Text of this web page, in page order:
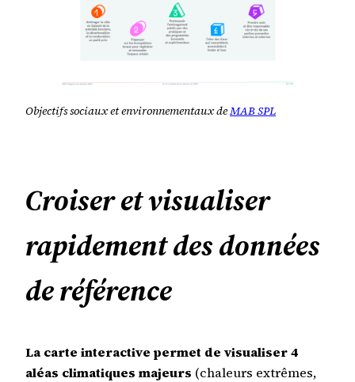
Objectifs sociaux et environnementaux deMAB SPL
Croiser et visualiser
rapidement des données
de référence
La carte interactive permet de visualiser 4
aléas climatiques majeurs (chaleurs extrêmes,